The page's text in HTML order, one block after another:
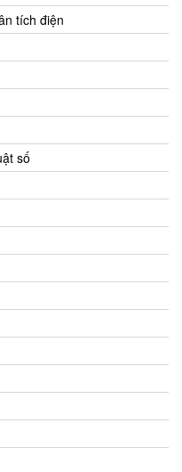
tích điện
số